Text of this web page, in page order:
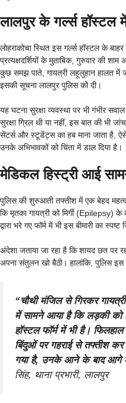
लालपुर के गर्ल्स हॉस्टल
लोहराकोचा स्थित इस गर्ल्स हॉस्टल के
प्रत्यक्षदर्शियों के मुताबिक, गुरुवार की
कुछ समझ पाते, गायत्री लहूलुहान हालत में
इसकी सूचना लालपुर पुलिस को दी।
यह घटना सुरक्षा व्यवस्था पर भी गंभीर
सुरक्षा ग्रिल थी या नहीं, इस बात की भी
सेंटर्स और स्टूडेंट्स का हब माना जाता है,
उनके अभिभावकों को चिंता में डाल दिया है।
मेडिकल हिस्ट्री आई
पुलिस की शुरुआती तफ्तीश में एक बेहद
कि मृतका गायत्री को मिर्गी (Epilepsy)
द्वारा भरे गए फॉर्म में भी इस बीमारी का
अंदेशा जताया जा रहा है कि शायद छत पर
अपना संतुलन खो बैठी। हालांकि, पुलिस इस
“चौथी मंजिल से गिरकर
में सामने आया है कि लड़की को
हॉस्टल फॉर्म में भी है।
बिंदुओं पर गहराई से तफ्तीश कर
गया है, उनके आने के बाद आगे की
सिंह, थाना प्रभारी, लालपुर